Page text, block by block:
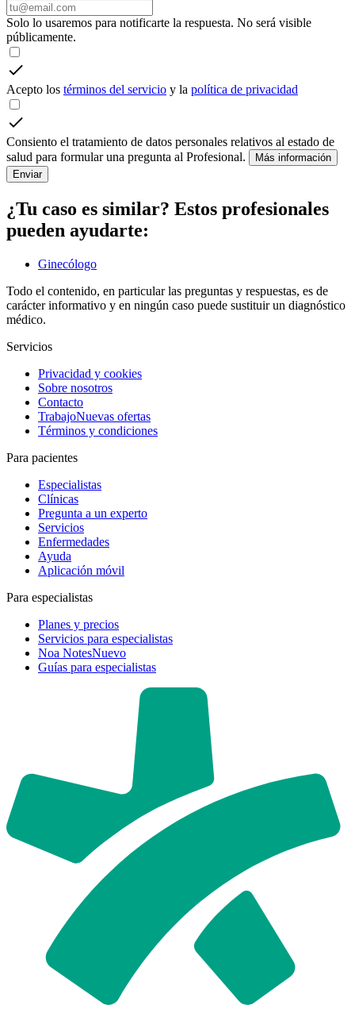
Solo lo usaremos para notificarte la respuesta. No será visible
públicamente.
Acepto los términos del servicio y la política de privacidad
Consiento el tratamiento de datos personales relativos al estado de
salud para formular una pregunta al Profesional.
Más información
Enviar
¿Tu caso es similar? Estos profesionales
pueden ayudarte:
Ginecólogo
Todo el contenido, en particular las preguntas y respuestas, es de
carácter informativo y en ningún caso puede sustituir un diagnóstico
médico.
Servicios
Privacidad y cookies
Sobre nosotros
Contacto
TrabajoNuevas ofertas
Términos y condiciones
Para pacientes
Especialistas
Clínicas
Pregunta a un experto
Servicios
Enfermedades
Ayuda
Aplicación móvil
Para especialistas
Planes y precios
Servicios para especialistas
Noa NotesNuevo
Guías para especialistas